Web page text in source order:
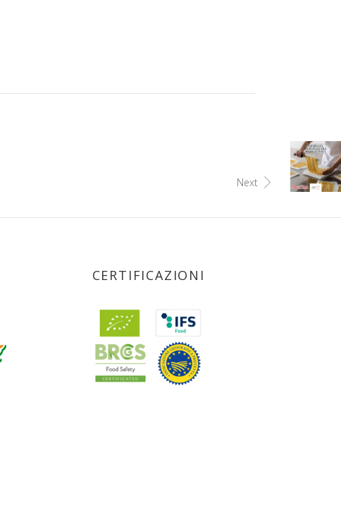
Next
CERTIFICAZIONI